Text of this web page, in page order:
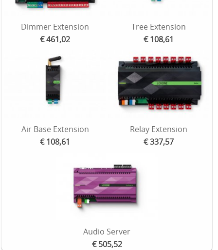
Dimmer Extension
€ 461,02
Tree Extension
€ 108,61
Air Base Extension
€ 108,61
Relay Extension
€ 337,57
Audio Server
€ 505,52